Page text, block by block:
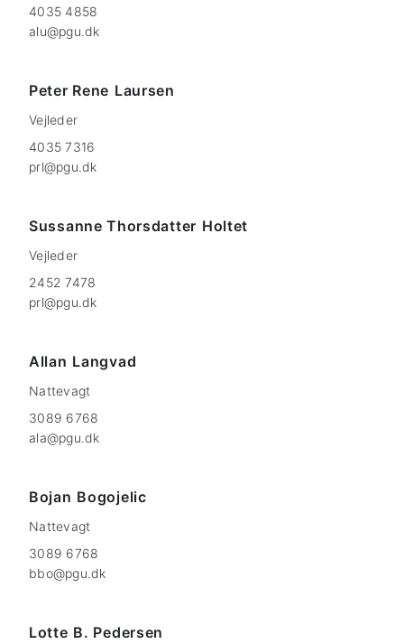
4035 4858
alu@pgu.dk
Peter Rene Laursen
Vejleder
4035 7316
prl@pgu.dk
Sussanne Thorsdatter Holtet
Vejleder
2452 7478
prl@pgu.dk
Allan Langvad
Nattevagt
3089 6768
ala@pgu.dk
Bojan Bogojelic
Nattevagt
3089 6768
bbo@pgu.dk
Lotte B. Pedersen